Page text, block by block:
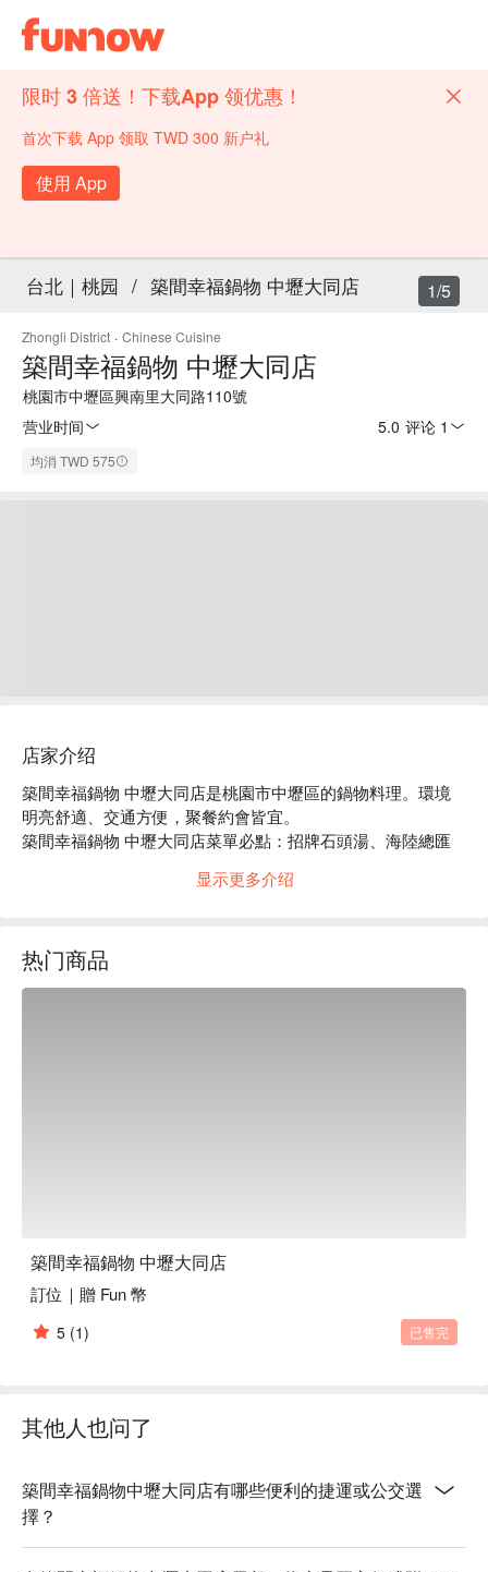
限时 3 倍送！下载App 领优惠！
首次下载 App 领取 TWD 300 新户礼
使用 App
台北｜桃园 / 築間幸福鍋物 中壢大同店
Zhongli District · Chinese Cuisine
築間幸福鍋物 中壢大同店
桃園市中壢區興南里大同路110號
营业时间
5.0 评论 1
均消 TWD 575
1/5
店家介绍
築間幸福鍋物 中壢大同店是桃園市中壢區的鍋物料理。環境
明亮舒適、交通方便，聚餐約會皆宜。
築間幸福鍋物 中壢大同店菜單必點：招牌石頭湯、海陸總匯
築間幸福鍋物 中壢大同店推薦：餐點選擇豐富，價格親民，
显示更多介绍
热门商品
築間幸福鍋物 中壢大同店
訂位｜贈 Fun 幣
5 (1) 已售完
其他人也问了
築間幸福鍋物中壢大同店有哪些便利的捷運或公交選
擇？